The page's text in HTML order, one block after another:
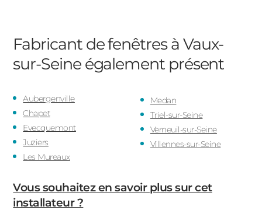
Fabricant de fenêtres à Vaux-
sur-Seineégalement présent
Aubergenville
Chapet
Evecquemont
Juziers
Les Mureaux
Medan
Triel-sur-Seine
Verneuil-sur-Seine
Villennes-sur-Seine
Vous souhaitez en savoir plus sur cet
installateur ?